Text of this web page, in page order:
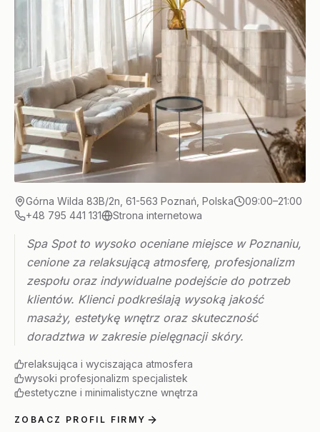
Górna Wilda 83B/2n, 61-563 Poznań, Polska
09:00–21:00
+48 795 441 131
Strona internetowa
Spa Spot to wysoko oceniane miejsce w Poznaniu,
cenione za relaksującą atmosferę, profesjonalizm
zespołu oraz indywidualne podejście do potrzeb
klientów. Klienci podkreślają wysoką jakość
masaży, estetykę wnętrz oraz skuteczność
doradztwa w zakresie pielęgnacji skóry.
relaksująca i wyciszająca atmosfera
wysoki profesjonalizm specjalistek
estetyczne i minimalistyczne wnętrza
ZOBACZ PROFIL FIRMY